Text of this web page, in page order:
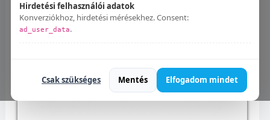
Hirdetési felhasználói adatok
Konverziókhoz, hirdetési mérésekhez. Consent:
ad_user_data.
Csak szükséges Mentés Elfogadom mindet